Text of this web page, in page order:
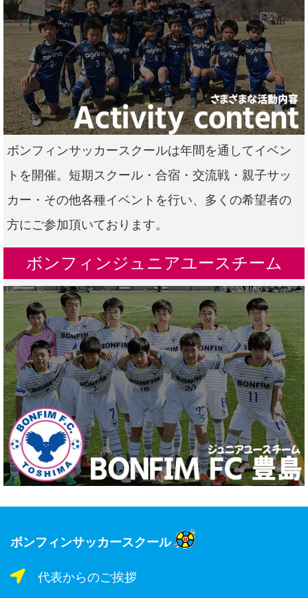
ボンフィンサッカースクールは年間を通してイベン
トを開催。短期スクール・合宿・交流戦・親子サッ
カー・その他各種イベントを行い、多くの希望者の
方にご参加頂いております。
ボンフィンジュニアユースチーム
ボンフィンサッカースクール
代表からのご挨拶